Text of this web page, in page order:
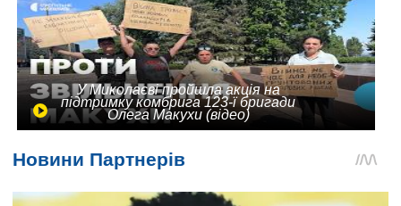
У Миколаєві пройшла акція на
підтримку комбрига 123-ї бригади
Олега Макухи (відео)